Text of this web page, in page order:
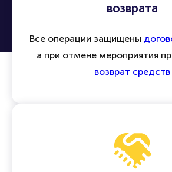
возврата
Все операции защищены
а при отмене мероприятия
возврат средств